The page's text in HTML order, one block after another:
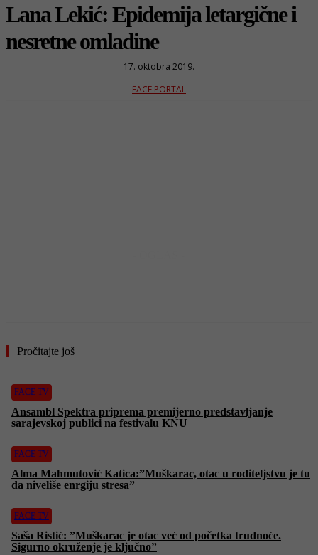
Lana Lekić: Epidemija letargične i
nesretne omladine
17. oktobra 2019.
FACE PORTAL
Pročitajte još
FACE TV
Ansambl Spektra priprema premijerno predstavljanje
sarajevskoj publici na festivalu KNU
FACE TV
Alma Mahmutović Katica:”Muškarac, otac u roditeljstvu je tu
da niveliše enrgiju stresa”
FACE TV
Saša Ristić: ”Muškarac je otac već od početka trudnoće.
Sigurno okruženje je ključno”